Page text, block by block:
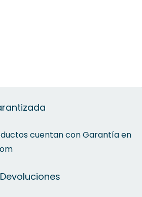
Brochas
de limpieza
cuentan con Garantía en